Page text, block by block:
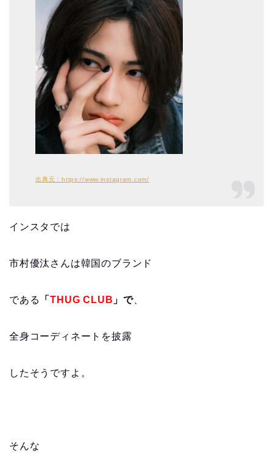
出典元：https://www.instagram.com/
インスタでは
市村優汰さんは韓国のブランド
である 「THUG CLUB 」で
全身コーディネートを披露
したそうですよ。
そんな